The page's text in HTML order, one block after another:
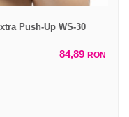
Push-Up WS-30
84,89 RON